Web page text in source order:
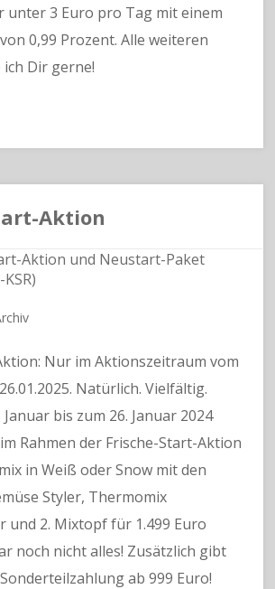
unter 3 Euro pro Tag mit einem
0,99 Prozent. Alle weiteren
Dir gerne!
Aktion
Nur im Aktionszeitraum vom
Natürlich. Vielfältig.
Januar bis zum 26. Januar 2024
Rahmen der Frische-Start-Aktion
in Weiß oder Snow mit den
Styler, Thermomix
und 2. Mixtopf für 1.499 Euro
noch nicht alles! Zusätzlich gibt
ab 999 Euro!